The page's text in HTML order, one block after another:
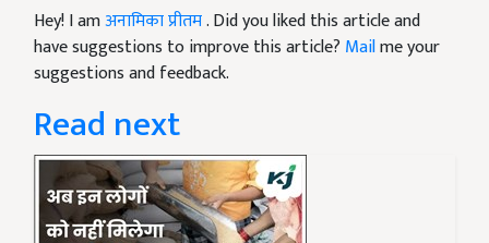
Hey! I amअनामिका प्रीतम. Did you liked this article and
have suggestions to improve this article? Mailme your
suggestions and feedback.
Read next